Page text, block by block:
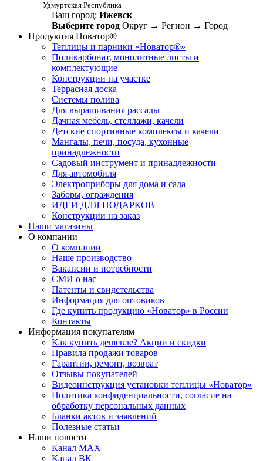
Удмуртская Республика
Ваш город: Ижевск
Выберите город Округ → Регион → Город
Продукция Новатор®
Теплицы и парники «Новатор®»
Поликарбонат, монолитные листы и
комплектующие
Конструкции на участке
Террасная доска
Системы полива
Для выращивания рассады
Дачная мебель, стеллажи, качели
Детские спортивные комплексы и качели
Мангалы, печи, посуда, кухонные
принадлежности
Садовый инструмент и принадлежности
Для автомобиля
Электроприборы для дома и сада
Заборы, ограждения
ИДЕИ ДЛЯ ПОДАРКОВ
Конструкции на заказ
Наши магазины
О компании
О компании
Наше производство
Вакансии и потребности
СМИ о нас
Патенты и свидетельства
Информация для оптовиков
Где купить продукцию «Новатор» в России
Контакты
Информация покупателям
Как купить дешевле? Акции и скидки
Правила продажи товаров
Гарантии, ремонт, возврат
Отзывы покупателей
Видеоинструкция установки теплицы «Новатор»
Политика конфиденциальности, согласие на
обработку персональных данных
Бланки актов и заявлений
Полезные статьи
Наши новости
Канал MAX
Канал ВК